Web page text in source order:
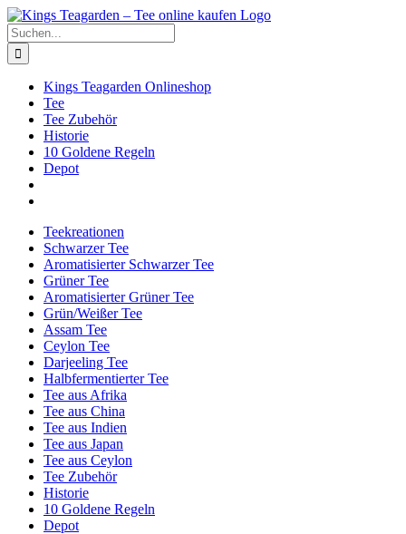
Zum
Inhalt
springen
Facebook
X
Instagram
Pinterest
Suche
nach:
Kings Teagarden Onlineshop
Tee
Tee Zubehör
Historie
10 Goldene Regeln
Depot
Teekreationen
Schwarzer Tee
Aromatisierter Schwarzer Tee
Grüner Tee
Aromatisierter Grüner Tee
Grün/Weißer Tee
Assam Tee
Ceylon Tee
Darjeeling Tee
Halbfermentierter Tee
Tee aus Afrika
Tee aus China
Tee aus Indien
Tee aus Japan
Tee aus Ceylon
Tee Zubehör
Historie
10 Goldene Regeln
Depot